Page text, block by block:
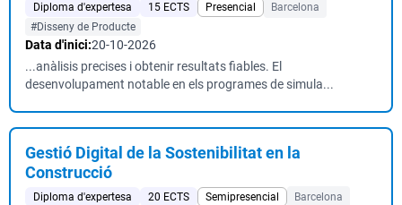
Diploma d'expertesa 15 ECTS Presencial
Barcelona
#Disseny de Producte
Data d'inici:20-10-2026
...anàlisis precises i obtenir resultats fiables. El
desenvolupament notable en els programes de simula...
Gestió Digital de la Sostenibilitat en la
Construcció
Diploma d'expertesa 20 ECTS Semipresencial
Barcelona